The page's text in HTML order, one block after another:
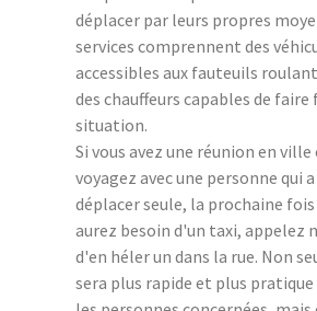
déplacer par leurs propres
services comprennent des
accessibles aux fauteuils
des chauffeurs capables de faire
situation.
Si vous avez une réunion en ville
voyagez avec une personne qui
déplacer seule, la prochaine fois
aurez besoin d'un taxi, appelez
d'en héler un dans la rue. Non
sera plus rapide et plus